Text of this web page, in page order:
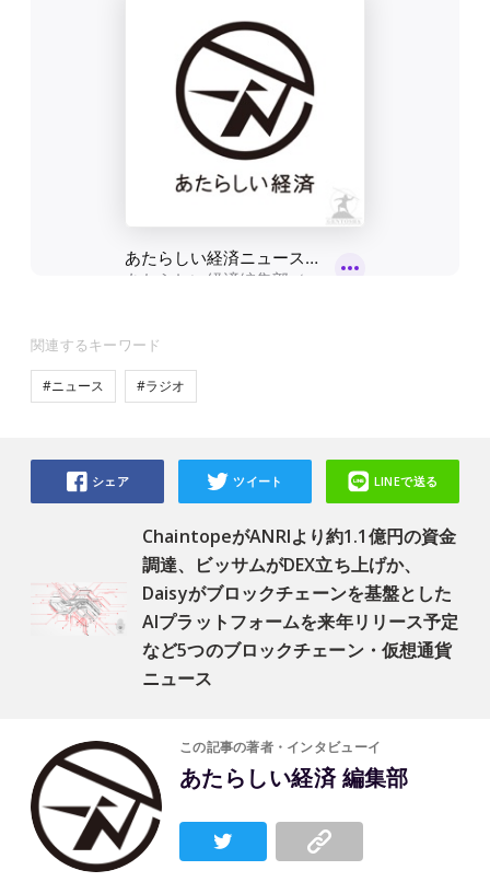
関連するキーワード
#ニュース #ラジオ
ChaintopeがANRIより約1.1億円の資金
調達、ビッサムがDEX立ち上げか、
Daisyがブロックチェーンを基盤とした
AIプラットフォームを来年リリース予定
など5つのブロックチェーン・仮想通貨
ニュース
シェア ツイート LINEで送る
この記事の著者・インタビューイ
あたらしい経済 編集部